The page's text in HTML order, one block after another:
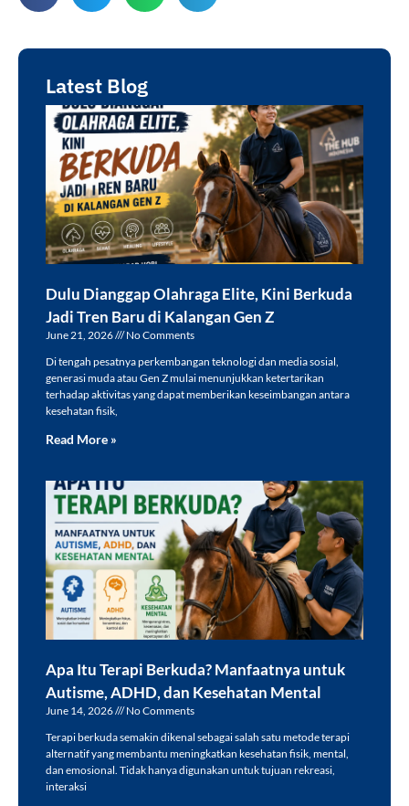
Latest Blog
Dulu Dianggap Olahraga Elite, Kini Berkuda
Jadi Tren Baru di Kalangan Gen Z
June 21, 2026
No Comments
Di tengah pesatnya perkembangan teknologi dan media sosial,
generasi muda atau Gen Z mulai menunjukkan ketertarikan
terhadap aktivitas yang dapat memberikan keseimbangan antara
kesehatan fisik,
Read More »
Apa Itu Terapi Berkuda? Manfaatnya untuk
Autisme, ADHD, dan Kesehatan Mental
June 14, 2026
No Comments
Terapi berkuda semakin dikenal sebagai salah satu metode terapi
alternatif yang membantu meningkatkan kesehatan fisik, mental,
dan emosional. Tidak hanya digunakan untuk tujuan rekreasi,
interaksi